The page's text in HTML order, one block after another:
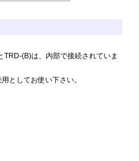
(B)は、内部で接続されていま
としてお使い下さい。